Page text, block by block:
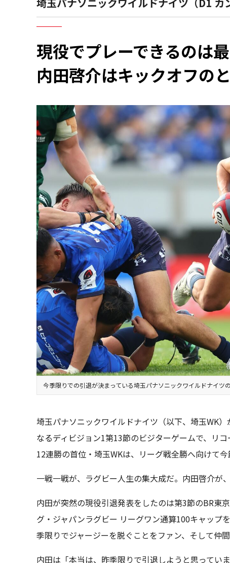
現役でプレーできるのは
内田啓介はキックオフの
今季限りでの引退が決まっている埼玉パナソニックワイルドナイ
埼玉パナソニックワイルドナイツ（以下、埼玉WK
なるディビジョン1第13節のビジターゲームで、リ
12連勝の首位・埼玉WKは、リーグ戦全勝へ向けて今
一戦一戦が、ラグビー人生の集大成だ。内田啓介が
内田が突然の現役引退発表をしたのは第3節のBR東
グ・ジャパンラグビー リーグワン通算100キャップ
季限りでジャージーを脱ぐことをファン、そして仲間
内田は「本当は、昨季限りで引退しようと思ってい